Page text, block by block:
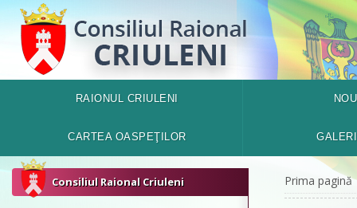
RAIONUL CRIULENI
CARTEA OASPEŢILOR
Consiliul Raional Criuleni Prima pagină